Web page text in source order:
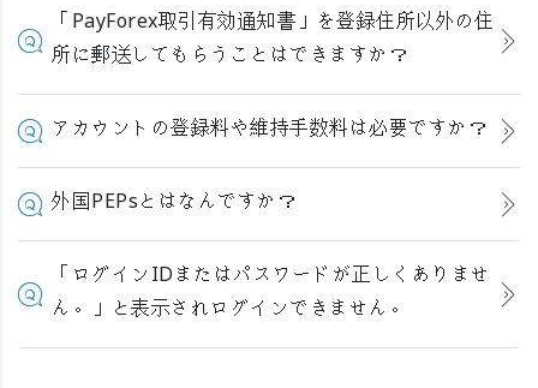
「PayForex取引有効通知書」を登録住所以外の住
所に郵送してもらうことはできますか？
アカウントの登録料や維持手数料は必要ですか？
外国PEPsとはなんですか？
「ログインIDまたはパスワードが正しくありませ
ん。」と表示されログインできません。